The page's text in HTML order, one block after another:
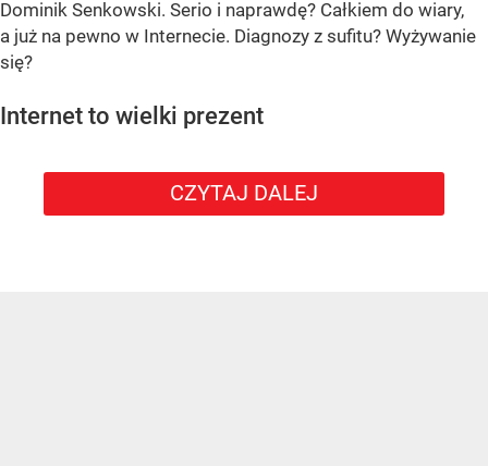
Dominik Senkowski. Serio i naprawdę? Całkiem do wiary,
a już na pewno w Internecie. Diagnozy z sufitu? Wyżywanie
się?
Internet to wielki prezent
CZYTAJ DALEJ